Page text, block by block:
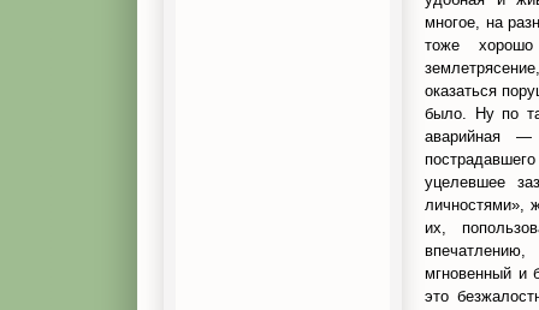
многое, на
тоже
оказаться
было. Ну по
аварийная
уцелевшее
личностями»,
их,
мгновенный и
это